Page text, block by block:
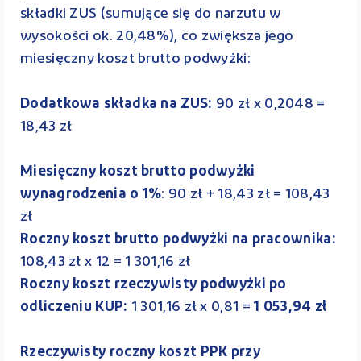
składki ZUS (sumujące się do narzutu w
wysokości ok. 20,48%), co zwiększa jego
miesięczny koszt brutto podwyżki:
Dodatkowa składka na ZUS: 90 zł x 0,2048 =
18,43 zł
Miesięczny koszt brutto podwyżki
wynagrodzenia o 1%: 90 zł + 18,43 zł = 108,43
zł
Roczny koszt brutto podwyżki na pracownika:
108,43 zł x 12 = 1 301,16 zł
Roczny koszt rzeczywisty podwyżki po
odliczeniu KUP: 1 301,16 zł x 0,81 = 1 053,94 zł
Rzeczywisty roczny koszt PPK przy